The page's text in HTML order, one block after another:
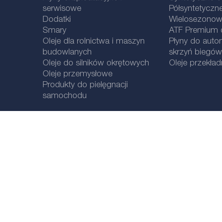
serwisowe
Dodatki
Smary
Oleje dla rolnictwa i maszyn
budowlanych
Oleje do silników okrętowych
Oleje przemysłowe
Produkty do pielęgnacji
samochodu
ATF Premium
Płyny do
skrzyń biegów
Oleje